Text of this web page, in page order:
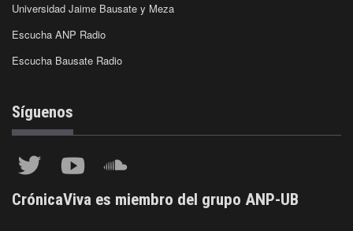
Universidad Jaime Bausate y Meza
Escucha ANP Radio
Escucha Bausate Radio
Síguenos
CrónicaViva es miembro del grupo ANP-UB